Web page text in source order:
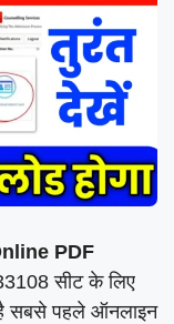
PDF
सीट के लिए
है सबसे पहले ऑनलाइन